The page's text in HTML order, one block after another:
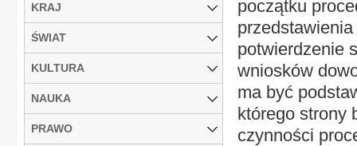
początku
przedstawienia
potwierdzenie
wniosków
ma być
którego strony
czynności
KRAJ
ŚWIAT
KULTURA
NAUKA
PRAWO